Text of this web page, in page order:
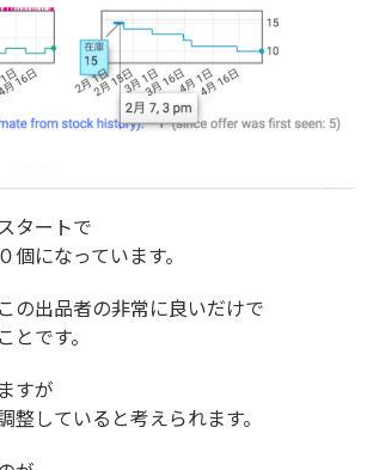
タートで
個になっています。
の出品者の非常に良いだけで
とです。
すが
整していると考えられます。